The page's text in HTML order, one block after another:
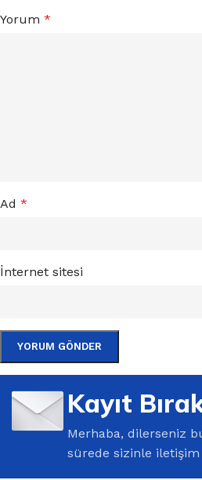
Yorum *
Ad *
İnternet sitesi
Kayıt
Merhaba, dilerseniz
sürede sizinle